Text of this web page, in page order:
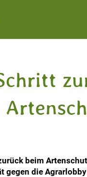
beim
gegen die